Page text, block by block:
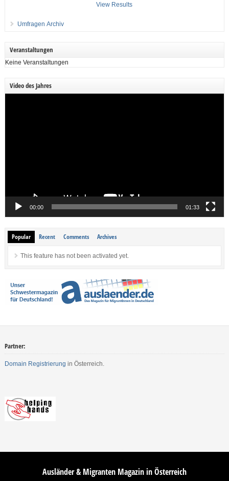
View Results
Umfragen Archiv
Veranstaltungen
Keine Veranstaltungen
Video des Jahres
00:00 01:33
Popular Recent Comments Archives
This feature has not been activated yet.
Partner:
Domain Registrierung in Österreich.
Ausländer & Migranten Magazin in Österreich